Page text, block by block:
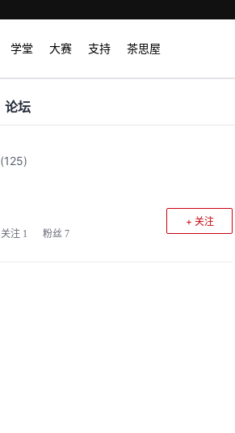
学堂 大赛 支持 茶思屋
论坛
(125)
关注 1 粉丝 7
+ 关注